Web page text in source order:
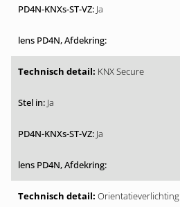
Ja
KNX Secure
Ja
Ja
Orientatieverlichting